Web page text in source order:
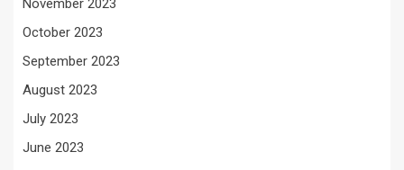
November 2023
October 2023
September 2023
August 2023
July 2023
June 2023